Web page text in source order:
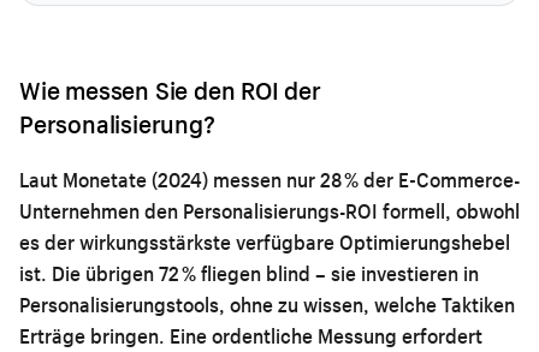
Wie messen Sie den ROI der
Personalisierung?
Laut Monetate (2024) messen nur 28 % der E-Commerce-
Unternehmen den Personalisierungs-ROI formell, obwohl
es der wirkungsstärkste verfügbare Optimierungshebel
ist. Die übrigen 72 % fliegen blind – sie investieren in
Personalisierungstools, ohne zu wissen, welche Taktiken
Erträge bringen. Eine ordentliche Messung erfordert